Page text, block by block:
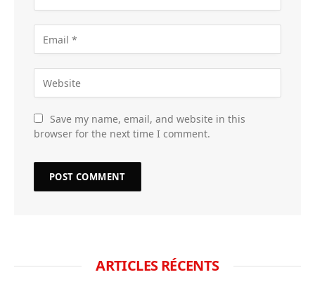
Save my name, email, and website in this
browser for the next time I comment.
ARTICLES RÉCENTS